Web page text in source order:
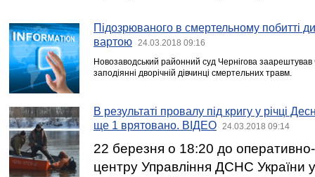
Підозрюваного в смертельному побитті
вартою
24.03.2018 09:16
Новозаводський районний суд Чернігова заарештував
заподіянні дворічній дівчинці смертельних травм.
В результаті провалу під кригу у річці
ще 1 врятовано. ВІДЕО
24.03.2018 09:14
22 березня о 18:20 до
центру Управління ДСНС України у